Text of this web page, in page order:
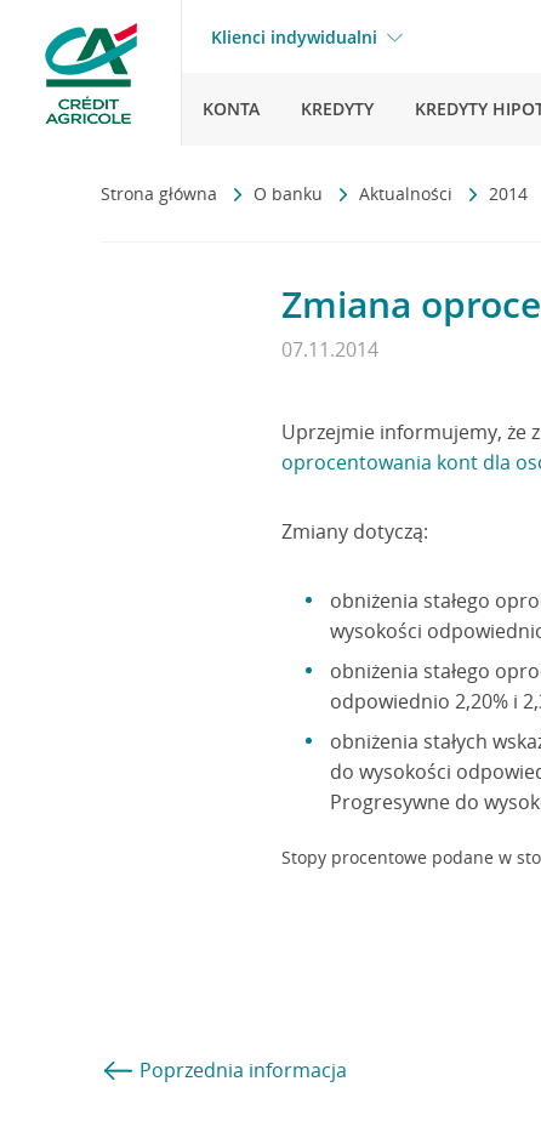
Klienci indywidualni
KONTA KREDYTY KREDYTY
Strona główna O banku Aktualności 2014
Zmiana
07.11.2014
Uprzejmie informujemy, że
oprocentowania kont dla
Zmiany dotyczą:
obniżenia stałego
wysokości
obniżenia stałego
odpowiednio 2,20% i
obniżenia stałych
do wysokości
Progresywne do
Stopy procentowe podane w
Poprzednia informacja